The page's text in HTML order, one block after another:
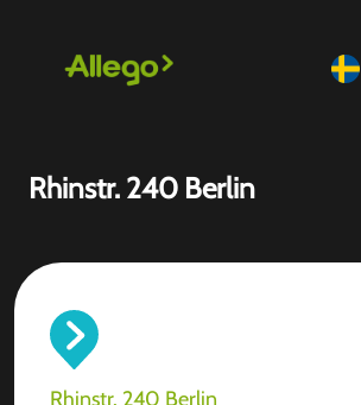
Rhinstr. 240 Berlin
Rhinstr. 240 Berlin